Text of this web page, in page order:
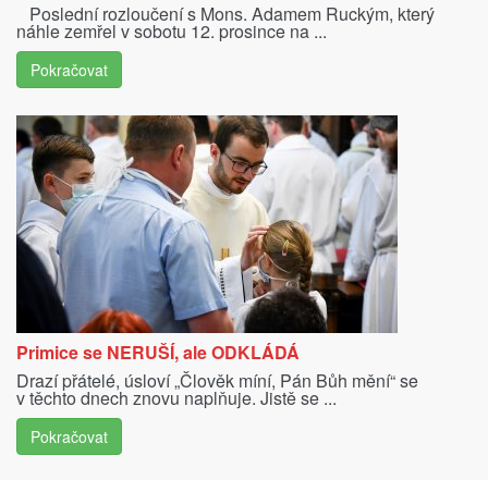
Poslední rozloučení s Mons. Adamem Ruckým, který
náhle zemřel v sobotu 12. prosince na ...
Pokračovat
Primice se NERUŠÍ, ale ODKLÁDÁ
Drazí přátelé, úsloví „Člověk míní, Pán Bůh mění“ se
v těchto dnech znovu naplňuje. Jistě se ...
Pokračovat